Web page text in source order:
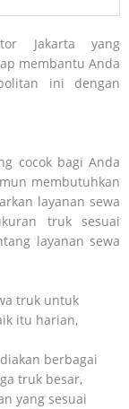
Jakarta yang
membantu Anda
ini dengan
cocok bagi Anda
membutuhkan
layanan sewa
truk sesuai
layanan sewa
truk untuk
itu harian,
berbagai
truk besar,
yang sesuai